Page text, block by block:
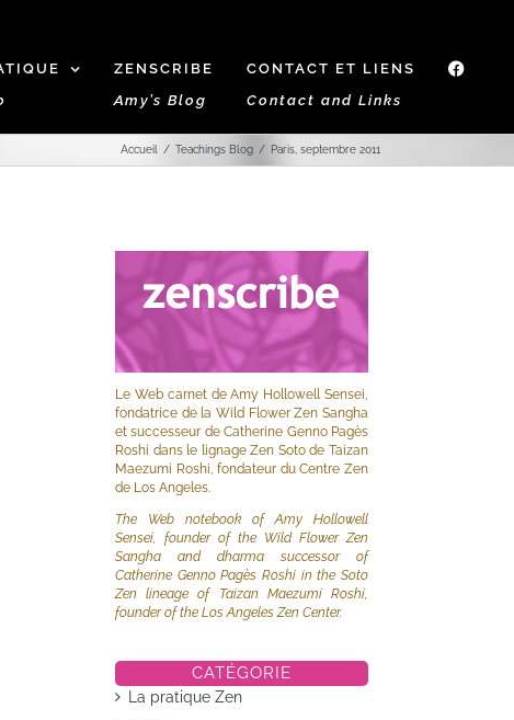
ZENSCRIBE
Amy’s Blog
CONTACT ET LIENS
Contact and Links
Accueil Teachings Blog Paris, septembre 2011
Le Web carnet de Amy Hollowell Sensei,
fondatrice de la Wild Flower Zen Sangha
et successeur de Catherine Genno Pagès
Roshi dans le lignage Zen Soto de Taizan
Maezumi Roshi, fondateur du Centre Zen
de Los Angeles.
The Web notebook of Amy Hollowell
Sensei, founder of the Wild Flower Zen
Sangha and dharma successor of
Catherine Genno Pagès Roshi in the Soto
Zen lineage of Taizan Maezumi Roshi,
founder of the Los Angeles Zen Center.
CATÉGORIE
La pratique Zen